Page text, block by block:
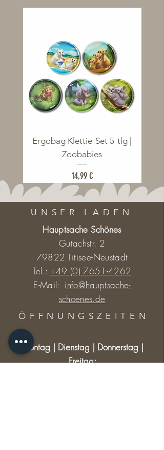
Ergobag Klettie-Set 5-tlg |
Zoobabies
Preis
14,99 €
UNSER LADEN
Hauptsache Schönes
Gutachstr. 2
79822 Titisee-Neustadt
Tel.: +49 (0) 7651-4262
E-Mail: info@hauptsache-
schoenes.de
ÖFFNUNGSZEITE N
Montag | Dienstag | Donnerstag |
Freitag: